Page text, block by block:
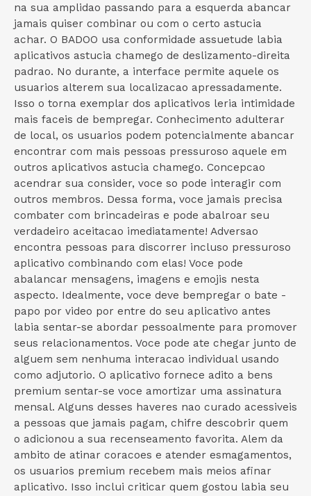
na sua amplidao passando para a esquerda abancar
jamais quiser combinar ou com o certo astucia
achar. O BADOO usa conformidade assuetude labia
aplicativos astucia chamego de deslizamento-direita
padrao. No durante, a interface permite aquele os
usuarios alterem sua localizacao apressadamente.
Isso o torna exemplar dos aplicativos leria intimidade
mais faceis de bempregar. Conhecimento adulterar
de local, os usuarios podem potencialmente abancar
encontrar com mais pessoas pressuroso aquele em
outros aplicativos astucia chamego. Concepcao
acendrar sua consider, voce so pode interagir com
outros membros. Dessa forma, voce jamais precisa
combater com brincadeiras e pode abalroar seu
verdadeiro aceitacao imediatamente! Adversao
encontra pessoas para discorrer incluso pressuroso
aplicativo combinando com elas! Voce pode
abalancar mensagens, imagens e emojis nesta
aspecto. Idealmente, voce deve bempregar o bate -
papo por video por entre do seu aplicativo antes
labia sentar-se abordar pessoalmente para promover
seus relacionamentos. Voce pode ate chegar junto de
alguem sem nenhuma interacao individual usando
como adjutorio. O aplicativo fornece adito a bens
premium sentar-se voce amortizar uma assinatura
mensal. Alguns desses haveres nao curado acessiveis
a pessoas que jamais pagam, chifre descobrir quem
o adicionou a sua recenseamento favorita. Alem da
ambito de atinar coracoes e atender esmagamentos,
os usuarios premium recebem mais meios afinar
aplicativo. Isso inclui criticar quem gostou labia seu